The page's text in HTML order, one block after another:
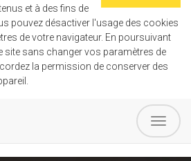
et à des fins de
pouvez désactiver l'usage des cookies
de votre navigateur. En poursuivant
site sans changer vos paramètres de
la permission de conserver des